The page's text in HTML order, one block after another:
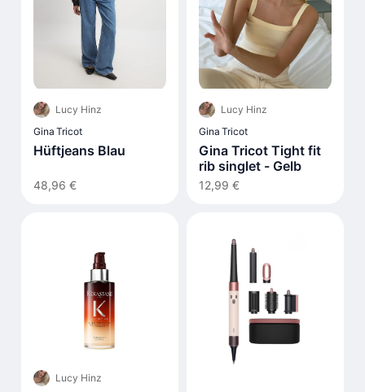
Lucy Hinz
Gina Tricot
Hüftjeans Blau
48,96 €
Lucy Hinz
Gina Tricot
Gina Tricot Tight fit
rib singlet - Gelb
12,99 €
Lucy Hinz